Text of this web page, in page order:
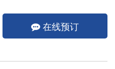
在线预订